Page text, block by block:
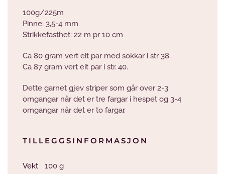
100g/225m
Pinne: 3,5-4 mm
Strikkefasthet: 22 m pr 10 cm
Ca 80 gram vert eit par med sokkar i str 38.
Ca 87 gram vert eit par i str. 40.
Dette garnet gjev striper som går over 2-3
omgangar når det er tre fargar i hespet og 3-4
omgangar når det er to fargar.
TILLEGGSINFORMASJON
Vekt 100 g